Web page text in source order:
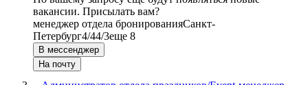
вакансии. Присылать вам?
менеджер отдела бронированияСанкт-
Петербург4/44/3еще 8
В мессенджер
На почту